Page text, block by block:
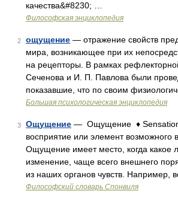
качества&#8230; …
Философская энциклопедия
2 ощущение — отражение свойств
мира, возникающее при их
на рецепторы. В рамках
Сеченова и И. П. Павлова были
показавшие, что по своим
Большая психологическая энциклопедия
3 Ощущение — Ощущение ♦
восприятие или элемент возможного
Ощущение имеет место, когда какое
изменение, чаще всего внешнего
из наших органов чувств. Например,
Философский словарь Спонвиля